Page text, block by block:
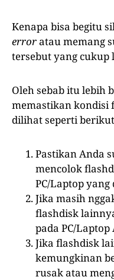
Kenapa bisa begitu
erroratau memang
tersebut yang
Oleh sebab itu lebih
memastikan kondisi
dilihat seperti
Pastikan Anda
mencolok
PC/Laptop
Jika masih
flashdisk
pada PC/Laptop
Jika flashdisk
kemungkinan
rusak atau